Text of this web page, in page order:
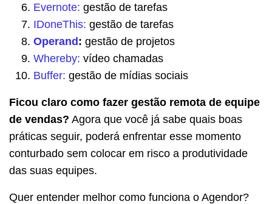
Evernote: gestão de tarefas
IDoneThis: gestão de tarefas
Operand: gestão de projetos
Whereby: vídeo chamadas
Buffer: gestão de mídias sociais
Ficou claro como fazer gestão remota de equipe
de vendas? Agora que você já sabe quais boas
práticas seguir, poderá enfrentar esse momento
conturbado sem colocar em risco a produtividade
das suas equipes.
Quer entender melhor como funciona o Agendor?